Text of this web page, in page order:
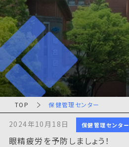
TOP 保健管理センター
2024年10月18日 保健管理センター
眼精疲労を予防しましょう！